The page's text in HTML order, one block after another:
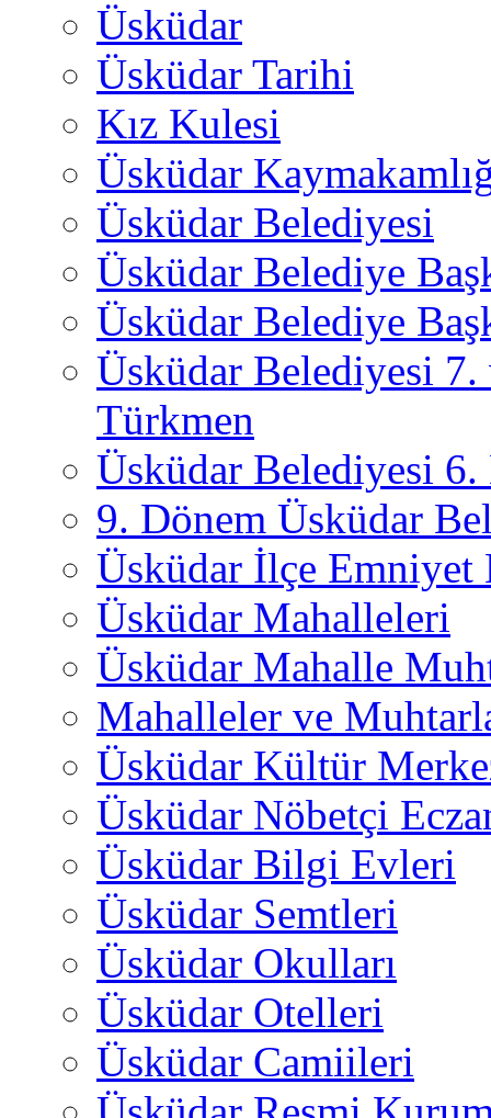
Üsküdar
Üsküdar Tarihi
Kız Kulesi
Üsküdar
Üsküdar Belediyesi
Üsküdar Belediye
Üsküdar Belediye
Üsküdar Belediyesi
Türkmen
Üsküdar Belediyesi 6.
9. Dönem Üsküdar
Üsküdar İlçe
Üsküdar Mahalleleri
Üsküdar Mahalle
Mahalleler ve
Üsküdar Kültür
Üsküdar Nöbetçi
Üsküdar Bilgi Evleri
Üsküdar Semtleri
Üsküdar Okulları
Üsküdar Otelleri
Üsküdar Camiileri